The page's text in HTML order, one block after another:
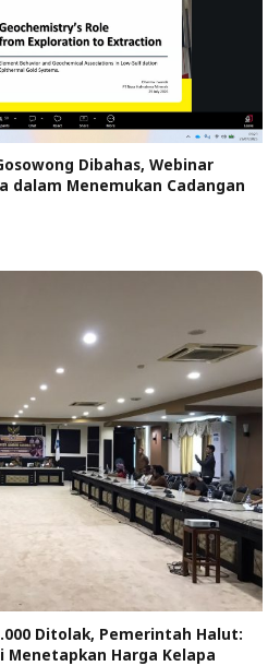
Dibahas, Webinar
dalam Menemukan Cadangan
Ditolak, Pemerintah Halut:
Menetapkan Harga Kelapa